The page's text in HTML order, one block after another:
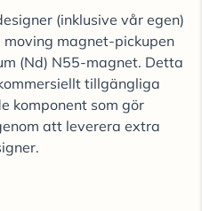
(inklusive vår egen)
magnet-pickupen
(Nd) N55-magnet. Detta
tillgängliga
komponent som gör
att leverera extra